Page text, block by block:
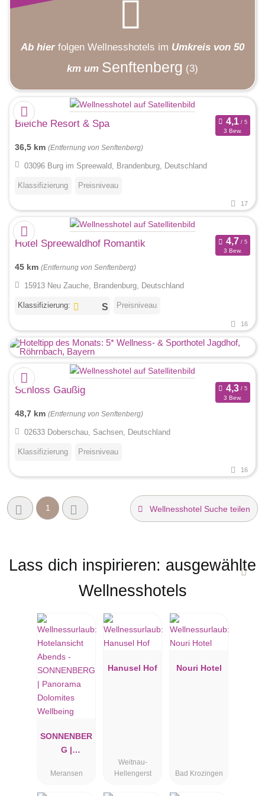
Ab hier folgen Wellnesshotels im Umkreis von 50
km um Senftenberg (3)
Bleiche Resort & Spa
3 Bew.
36,5 km (Entfernung von Senftenberg)
03096 Burg im Spreewald, Brandenburg, Deutschland
Klassifizierung Preisniveau
17
Hotel Spreewaldhof Romantik
3 Bew.
45 km (Entfernung von Senftenberg)
15913 Neu Zauche, Brandenburg, Deutschland
Klassifizierung: Preisniveau
16
Schloss Gaußig
3 Bew.
48,7 km (Entfernung von Senftenberg)
02633 Doberschau, Sachsen, Deutschland
Klassifizierung Preisniveau
16
1 Wellnesshotel Suche teilen
Lass dich inspirieren: ausgewählte
Wellnesshotels
SONNENBER
G |
Dolomites
Meransen
Hanusel Hof
Weitnau-
Hellengerst
Nouri Hotel
Bad Krozingen